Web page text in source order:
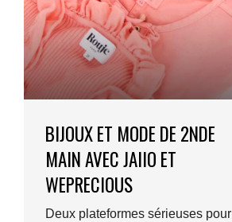
BIJOUX ET MODE DE 2NDE
MAIN AVEC JAIIO ET
WEPRECIOUS
Deux plateformes sérieuses pour